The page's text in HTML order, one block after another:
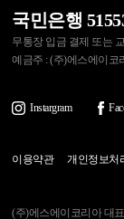
국민은행
무통장 입금 결제 또는
예금주 : (주)에스에이코
Instargram
이용약관 개인정보처
(주)에스에이코리아 대